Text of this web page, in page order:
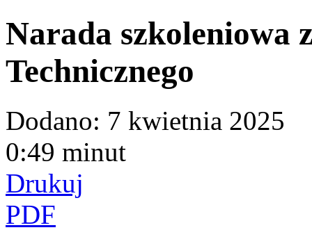
Narada szkoleniowa
Technicznego
Dodano: 7 kwietnia 2025
0:49 minut
Drukuj
PDF